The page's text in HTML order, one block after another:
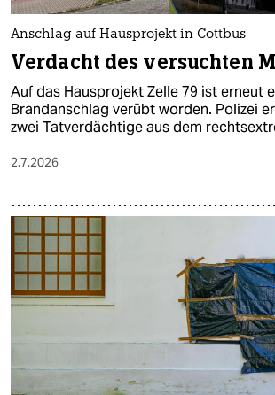
Anschlag auf Hausprojekt in Cottbus
Verdacht des versuchten
Auf das Hausprojekt Zelle 79 ist erneut
Brandanschlag verübt worden. Polizei
zwei Tatverdächtige aus dem
2.7.2026